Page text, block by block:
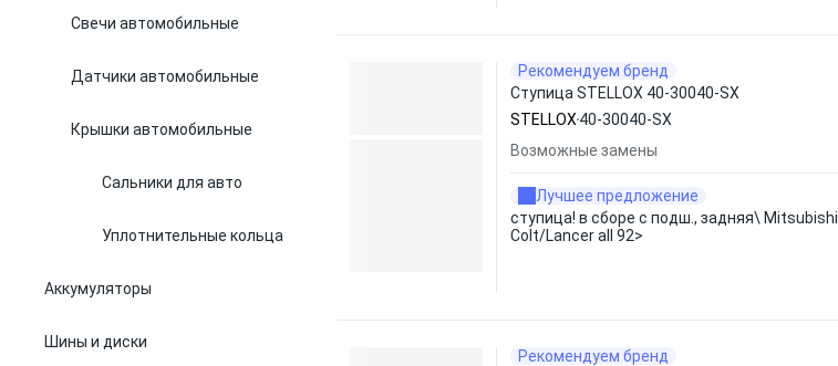
Свечи автомобильные
Датчики автомобильные
Крышки автомобильные
Сальники для авто
Уплотнительные кольца
Аккумуляторы
Шины и диски
Рекомендуем бренд
Ступица STELLOX 40-30040-SX
STELLOX 40-30040-SX
Возможные замены
Лучшее предложение
ступица! в сборе с подш., задняя\ Mitsubishi
Colt/Lancer all 92>
Рекомендуем бренд